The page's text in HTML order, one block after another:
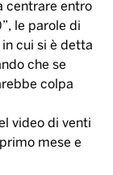
centrare entro
le parole di
cui si è detta
che se
colpa
video di venti
mese e